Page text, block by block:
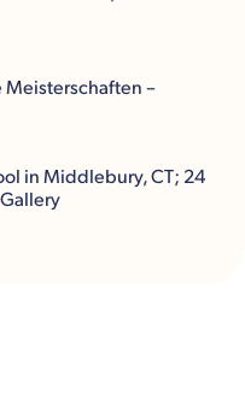
Meisterschaften –
in Middlebury, CT; 24